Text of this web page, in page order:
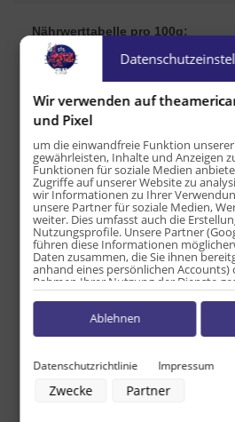
Nährwerttabelle pro 100g:
Energie: 17kJ / 4kcal
davon ges. Fettsäuren: 0,0 g
Kohlenhydrate: 0,0 g
davon Zucker: 0,0 g
Eiweiß: 0,0 g
Salz: 1,5g
Herkunftsland USA
Produkteigenschaft
Wert
Versandgewicht: 0,15 kg
Artikelgewicht: 0,14 kg
Wir verwenden auf
und Pixel
um die einwandfreie Funktion
gewährleisten, Inhalte und Anzeigen
Funktionen für soziale Medien
Zugriffe auf unserer Website zu
wir Informationen zu Ihrer
unsere Partner für soziale Medien,
weiter. Dies umfasst auch die
Nutzungsprofile. Unsere Partner
führen diese Informationen
Daten zusammen, die Sie ihnen
anhand eines persönlichen Accounts)
Rahmen Ihrer Nutzung der Dienste
Nutzungsdaten anderer Geräte). Ihre
von Cookies und Pixeln können Sie
indem Sie auf den Datenschutz-
dort die entsprechenden
Zwecke der Datenverarbeitung durch
Verwendung reduzierter Daten zur
Datenschutzrichtlinie Impressum
Zwecke Partner
Ablehnen